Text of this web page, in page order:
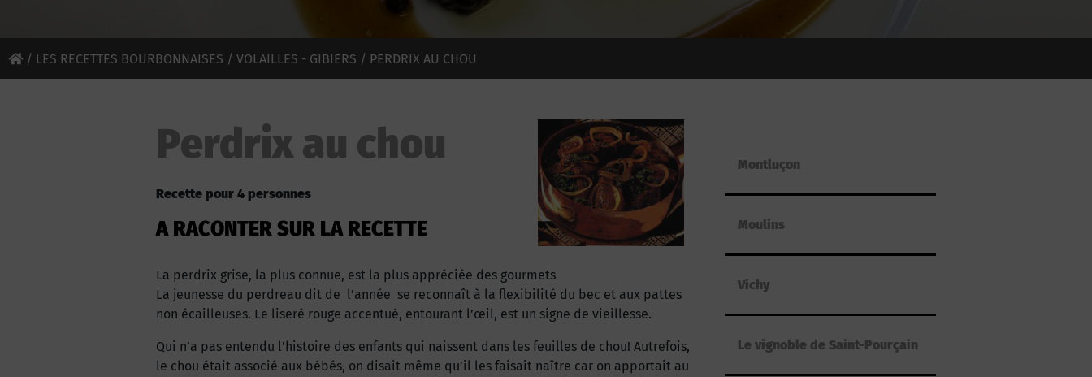
/ LES RECETTES BOURBONNAISES / VOLAILLES - GIBIERS / PERDRIX AU CHOU
Perdrix au chou
Recette pour 4 personnes
A RACONTER SUR LA RECETTE
La perdrix grise, la plus connue, est la plus appréciée des gourmets
La jeunesse du perdreau dit de l’année se reconnaît à la flexibilité du bec et aux pattes
non écailleuses. Le liseré rouge accentué, entourant l’œil, est un signe de vieillesse.
Qui n’a pas entendu l’histoire des enfants qui naissent dans les feuilles de chou! Autrefois,
le chou était associé aux bébés, on disait même qu’il les faisait naître car on apportait au
Montluçon
Moulins
Vichy
Le vignoble de Saint-Pourçain